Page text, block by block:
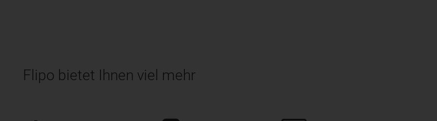
Flipo bietet Ihnen viel mehr